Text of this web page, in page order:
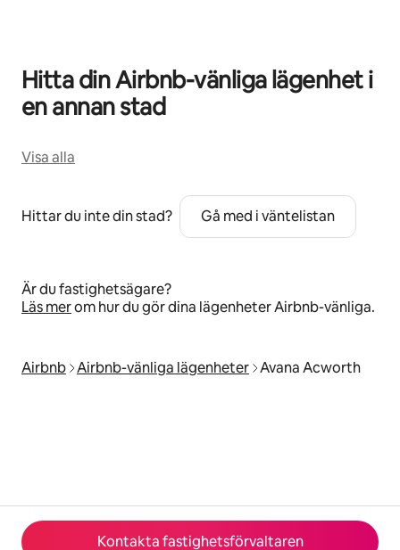
Kontakta fastighetsförvaltaren
Hitta din Airbnb-vänliga lägenhet i
en annan stad
Visa alla
Hittar du inte din stad? Gå med i väntelistan
Är du fastighetsägare?
Läs merom hur du gör dina lägenheter Airbnb-vänliga.
Airbnb Airbnb-vänliga lägenheter Avana Acworth